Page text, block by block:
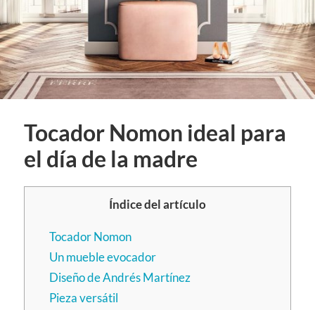
Tocador Nomon ideal para
el día de la madre
Índice del artículo
Tocador Nomon
Un mueble evocador
Diseño de Andrés Martínez
Pieza versátil